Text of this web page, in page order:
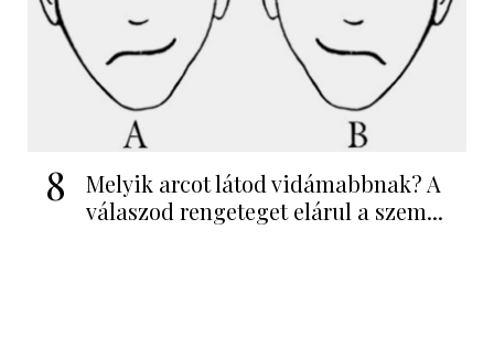
8
Melyik arcot látod vidámabbnak? A
válaszod rengeteget elárul a szem...